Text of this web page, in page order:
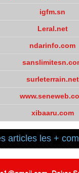
igfm.sn
Leral.net
ndarinfo.com
surleterrain.net
xibaaru.com
articles les +